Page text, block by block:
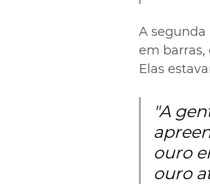
A segunda
em barras,
Elas
"A
ouro
ouro